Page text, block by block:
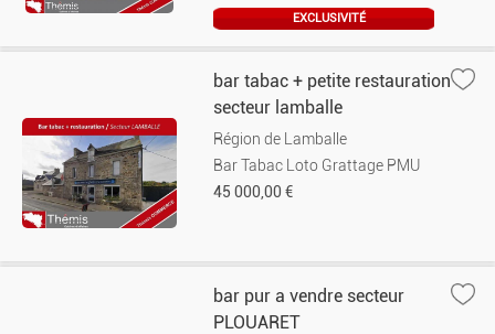
EXCLUSIVITÉ
bar tabac + petite restauration
secteur lamballe
Région de Lamballe
Bar Tabac Loto Grattage PMU
45 000,00 €
bar pur a vendre secteur
PLOUARET